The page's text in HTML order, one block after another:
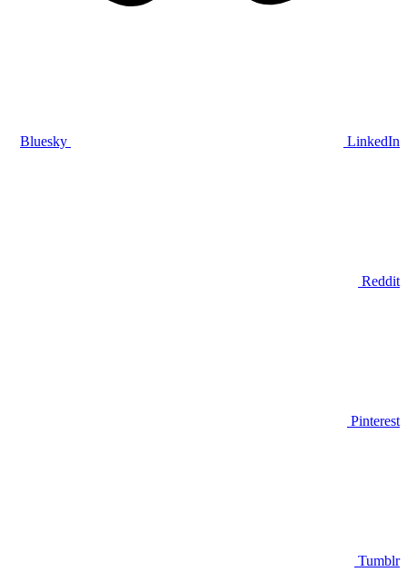
Bluesky LinkedIn
Reddit
Pinterest
Tumblr